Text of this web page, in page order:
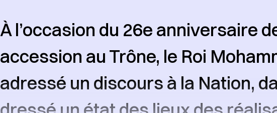
À l’occasion du 26e anniversaire
accession au Trône, le Roi
adressé un discours à la Nation,